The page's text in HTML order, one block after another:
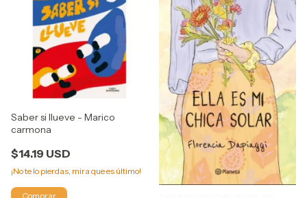
Saber si llueve - Marico
carmona
$14.19 USD
¡No te lo pierdas, mira que es último!